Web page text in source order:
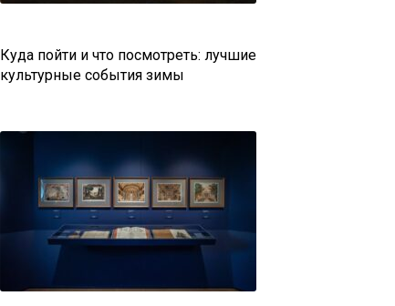
Куда пойти и что посмотреть: лучшие
культурные события зимы